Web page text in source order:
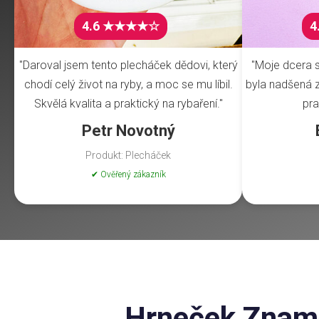
4.6 ★★★★☆
"Daroval jsem tento plecháček dědovi, který
chodí celý život na ryby, a moc se mu líbil.
Skvělá kvalita a praktický na rybaření."
Petr Novotný
Produkt: Plecháček
✔ Ověřený zákazník
"Moje dcera
byla nadšená